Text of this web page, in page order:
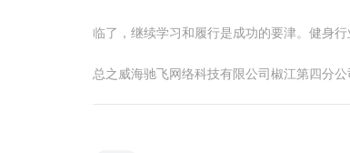
临了，继续学习和履行是成功的要津。健身
总之威海驰飞网络科技有限公司椒江第四分